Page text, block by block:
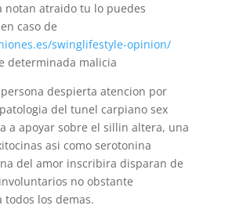
notan atraido tu lo puedes
caso de
swinglifestyle-opinion/
determinada malicia
despierta atencion por
del tunel carpiano sex
a apoyar sobre el silli­n altera, una
asi­ como serotonina
del amor inscribira disparan de
no obstante
los demas.